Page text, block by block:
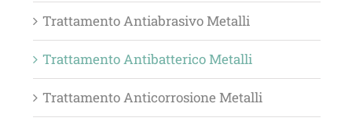
Trattamento Antiabrasivo Metalli
Trattamento Antibatterico Metalli
Trattamento Anticorrosione Metalli